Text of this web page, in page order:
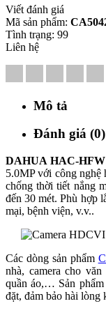
Viết đánh giá
Mã sản phẩm:
Tình trạng: 99
Liên hệ
Mô tả
Đánh giá (0)
DAHUA HAC-
5.0MP với công nghệ
chống thời tiết nắng
đến 30 mét. Phù hợp
mại, bệnh viện, v.v..
Các dòng sản phẩm
nhà, camera cho
quần áo,… Sản
đặt, đảm bảo hài lòng